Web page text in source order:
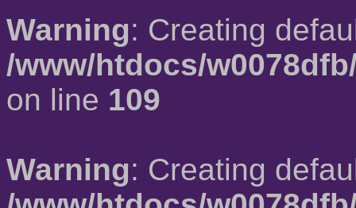
Warning: Creating
/www/htdocs/
on line 109
Warning: Creating